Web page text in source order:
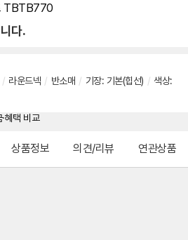
TBTB770
다.
/ 라운드넥 / 반소매 / 기장: 기본(힙선) / 색상:
상품정보 의견/리뷰 연관상품